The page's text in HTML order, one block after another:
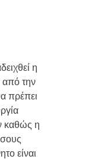
η
από την
πρέπει
καθώς η
είναι